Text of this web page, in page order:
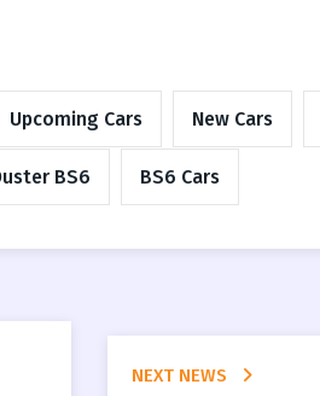
Upcoming Cars New Cars
BS6 BS6 Cars
NEXT NEWS